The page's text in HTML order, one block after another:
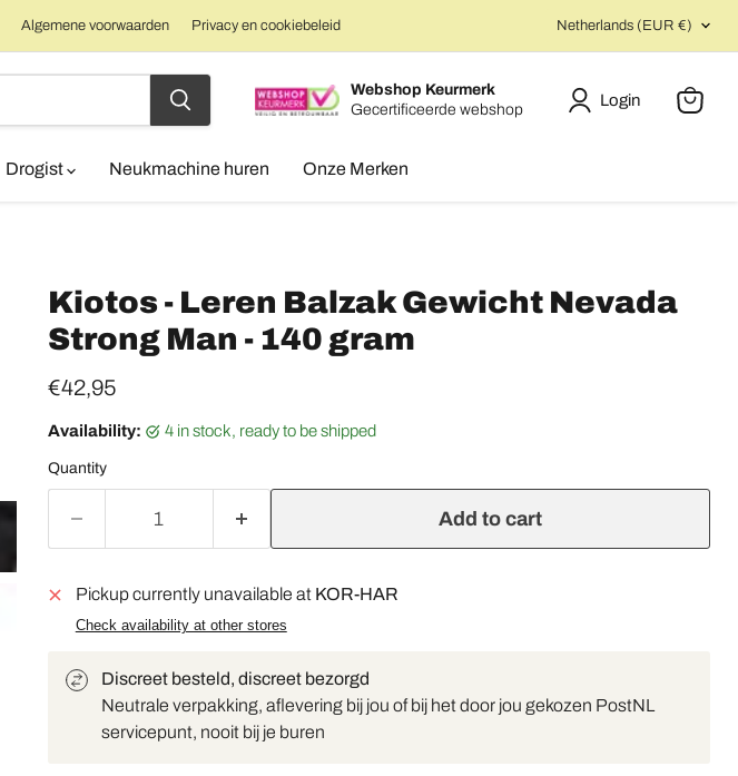
Algemene voorwaarden Privacy en cookiebeleid Country
Netherlands (EUR €)
Webshop Keurmerk
Gecertificeerde webshop
Login
Drogist Neukmachine huren Onze Merken
Kiotos - Leren Balzak Gewicht Nevada
Strong Man - 140 gram
Current price
€42,95
Availability: 4 in stock, ready to be shipped
Quantity
Add to cart
Pickup currently unavailable at KOR-HAR
Check availability at other stores
Discreet besteld, discreet bezorgd
Neutrale verpakking, aflevering bij jou of bij het door jou gekozen PostNL
servicepunt, nooit bij je buren